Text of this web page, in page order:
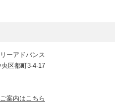
ーアドバンス
区都町3-4-17
案内はこちら